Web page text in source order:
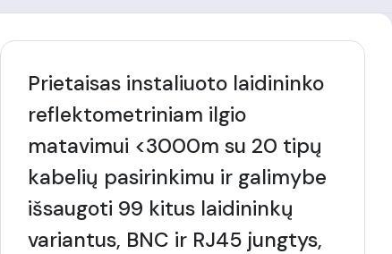
Prietaisas instaliuoto laidininko
reflektometriniam ilgio
matavimui <3000m su 20 tipų
kabelių pasirinkimu ir galimybe
išsaugoti 99 kitus laidininkų
variantus, BNC ir RJ45 jungtys,